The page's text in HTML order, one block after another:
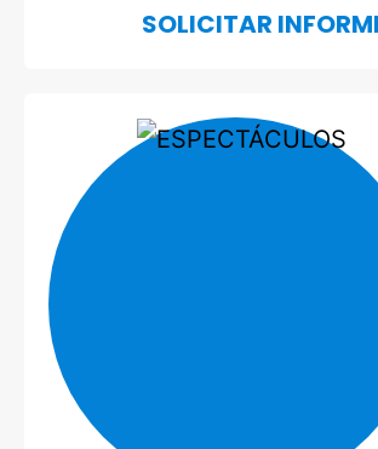
Construcción
SOLICITAR